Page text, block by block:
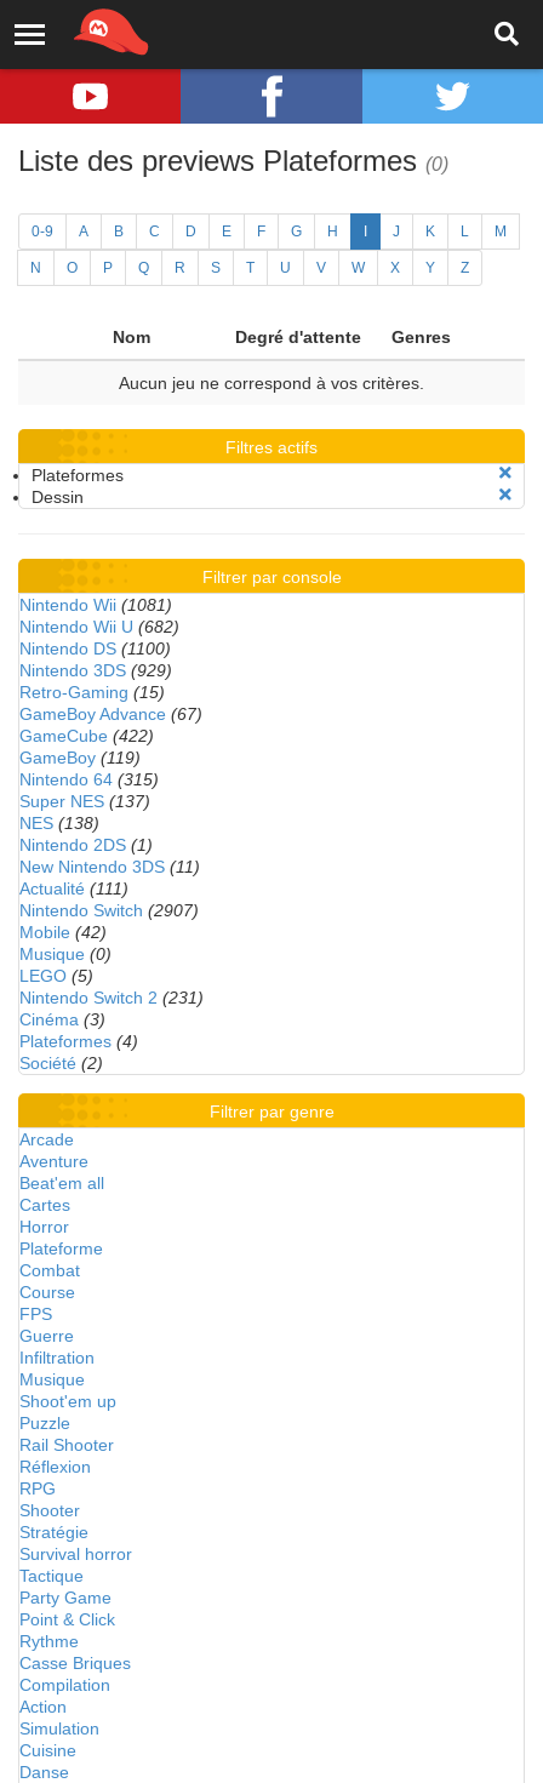
Liste des previews Plateformes (0)
0-9 A B C D E F G H J K L M
N O P Q R S T U V W X Y Z
Nom Degré d'attente Genres
Aucun jeu ne correspond à vos critères.
Filtres actifs
Plateformes
Dessin
Filtrer par console
Nintendo Wii (1081)
Nintendo Wii U (682)
Nintendo DS (1100)
Nintendo 3DS (929)
Retro-Gaming (15)
GameBoy Advance (67)
GameCube (422)
GameBoy (119)
Nintendo 64 (315)
Super NES (137)
NES (138)
Nintendo 2DS (1)
New Nintendo 3DS (11)
Actualité (111)
Nintendo Switch (2907)
Mobile (42)
Musique (0)
LEGO (5)
Nintendo Switch 2 (231)
Cinéma (3)
Plateformes (4)
Société (2)
Filtrer par genre
Arcade
Aventure
Beat'em all
Cartes
Horror
Plateforme
Combat
Course
FPS
Guerre
Infiltration
Musique
Shoot'em up
Puzzle
Rail Shooter
Réflexion
RPG
Shooter
Stratégie
Survival horror
Tactique
Party Game
Point & Click
Rythme
Casse Briques
Compilation
Action
Simulation
Cuisine
Danse